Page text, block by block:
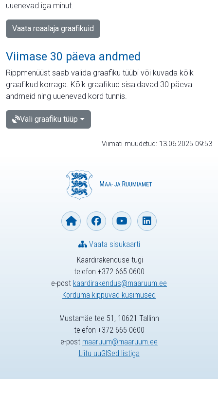
uuenevad iga minut.
Vaata reaalaja graafikuid
Viimase 30 päeva andmed
Rippmenüüst saab valida graafiku tüübi või kuvada kõik
graafikud korraga. Kõik graafikud sisaldavad 30 päeva
andmeid ning uuenevad kord tunnis.
Vali graafiku tüüp
Viimati muudetud: 13.06.2025 09:53
Kaardirakenduse tugi
telefon +372 665 0600
e-post kaardirakendus@maaruum.ee
Korduma kippuvad küsimused
Vaata sisukaarti
Mustamäe tee 51, 10621 Tallinn
telefon +372 665 0600
e-post maaruum@maaruum.ee
Liitu uuGISed listiga